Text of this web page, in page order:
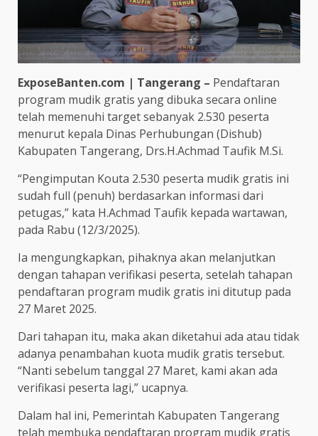
ExposeBanten.com | Tangerang – Pendaftaran
program mudik gratis yang dibuka secara online
telah memenuhi target sebanyak 2.530 peserta
menurut kepala Dinas Perhubungan (Dishub)
Kabupaten Tangerang, Drs.H.Achmad Taufik M.Si.
“Pengimputan Kouta 2.530 peserta mudik gratis ini
sudah full (penuh) berdasarkan informasi dari
petugas,” kata H.Achmad Taufik kepada wartawan,
pada Rabu (12/3/2025).
Ia mengungkapkan, pihaknya akan melanjutkan
dengan tahapan verifikasi peserta, setelah tahapan
pendaftaran program mudik gratis ini ditutup pada
27 Maret 2025.
Dari tahapan itu, maka akan diketahui ada atau tidak
adanya penambahan kuota mudik gratis tersebut.
“Nanti sebelum tanggal 27 Maret, kami akan ada
verifikasi peserta lagi,” ucapnya.
Dalam hal ini, Pemerintah Kabupaten Tangerang
telah membuka pendaftaran program mudik gratis